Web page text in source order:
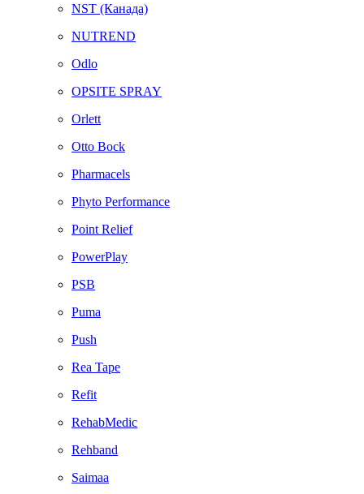
NST (Канада)
NUTREND
Odlo
OPSITE SPRAY
Orlett
Otto Bock
Pharmacels
Phyto Performance
Point Relief
PowerPlay
PSB
Puma
Push
Rea Tape
Refit
RehabMedic
Rehband
Saimaa